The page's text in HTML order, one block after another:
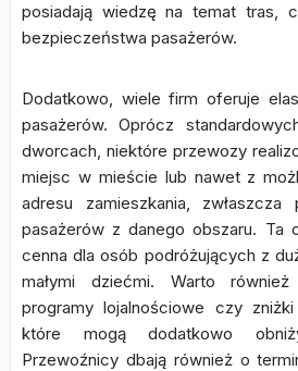
posiadają wiedzę na temat tras,
bezpieczeństwa pasażerów.
Dodatkowo, wiele firm oferuje
pasażerów. Oprócz
dworcach, niektóre przewozy
miejsc w mieście lub nawet z
adresu zamieszkania,
pasażerów z danego obszaru. Ta
cenna dla osób podróżujących z
małymi dziećmi. Warto
programy lojalnościowe czy
które mogą dodatkowo
Przewoźnicy dbają również o